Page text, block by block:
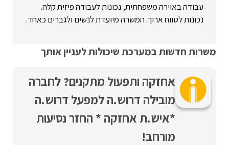
עבודה באוירה משפחתית, נכונות לעבודה פיזית קלה.
נכונות לטווח ארוך. המשרה מיועדת לנשים ולגברים כאחד.
משרות חדשות במערכת שיכולות לעניין אותך
אחזקה ותפעול מתקנים? לחברה
מובילה דרוש.ה למפעל דרוש.ה
*איש.ת אחזקה * החזר נסיעות
מורחב!